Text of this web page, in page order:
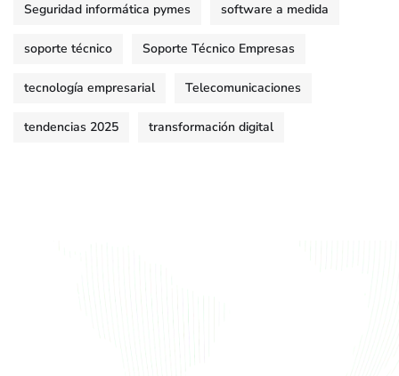
Seguridad informática pymes software a medida
soporte técnico Soporte Técnico Empresas
tecnología empresarial Telecomunicaciones
tendencias 2025 transformación digital